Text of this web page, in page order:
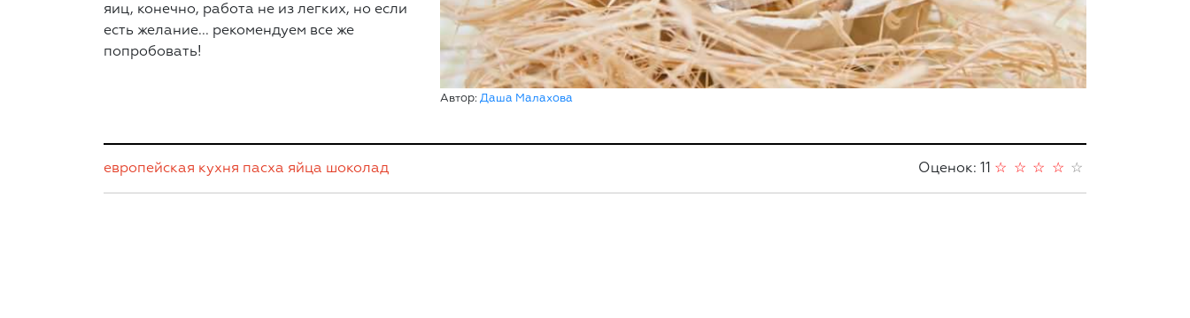
Автор: Даша Малахова
яиц, конечно, работа не из легких, но если
есть желание... рекомендуем все же
попробовать!
европейская кухня пасха яйца шоколад Оценок: 11 ☆
☆
☆
☆
☆